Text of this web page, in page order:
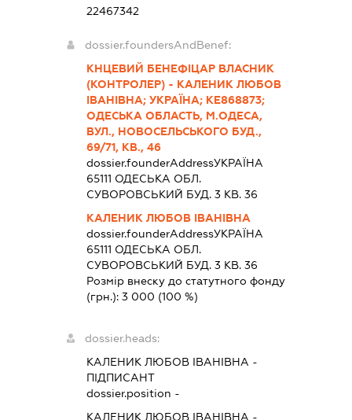
22467342
dossier.foundersAndBenef:
КНЦЕВИЙ БЕНЕФІЦАР ВЛАСНИК
(КОНТРОЛЕР) - КАЛЕНИК ЛЮБОВ
ІВАНІВНА; УКРАЇНА; КЕ868873;
ОДЕСЬКА ОБЛАСТЬ, М.ОДЕСА,
ВУЛ., НОВОСЕЛЬСЬКОГО БУД.,
69/71, КВ., 46
dossier.founderAddressУКРАЇНА
65111 ОДЕСЬКА ОБЛ.
СУВОРОВСЬКИЙ БУД. 3 КВ. 36
КАЛЕНИК ЛЮБОВ ІВАНІВНА
dossier.founderAddressУКРАЇНА
65111 ОДЕСЬКА ОБЛ.
СУВОРОВСЬКИЙ БУД. 3 КВ. 36
Розмір внеску до статутного фонду
(грн.):3 000 (100 %)
dossier.heads:
КАЛЕНИК ЛЮБОВ ІВАНІВНА -
ПІДПИСАНТ
dossier.position -
КАЛЕНИК ЛЮБОВ ІВАНІВНА -